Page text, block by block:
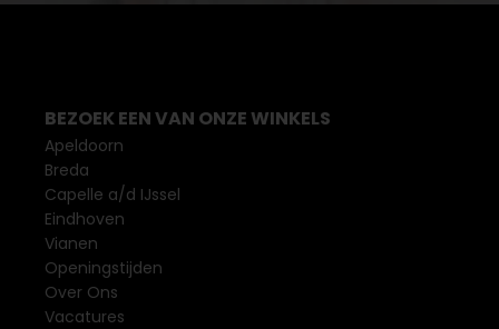
BEZOEK EEN VAN ONZE WINKELS
Apeldoorn
Breda
Capelle a/d IJssel
Eindhoven
Vianen
Openingstijden
Over Ons
Vacatures